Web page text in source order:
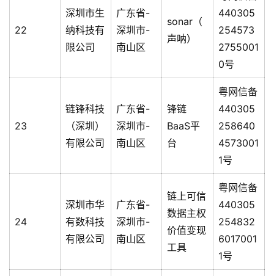
22
深圳市生
纳科技有
限公司
广东省-
深圳市-
南山区
sonar（
声呐）
440305
254573
2755001
0号
23
链锋科技
（深圳）
有限公司
广东省-
深圳市-
南山区
锋链
BaaS平
台
粤网信备
440305
258640
4573001
1号
24
深圳市华
有数科技
有限公司
广东省-
深圳市-
南山区
链上可信
数据主权
价值变现
工具
粤网信备
440305
254832
6017001
1号